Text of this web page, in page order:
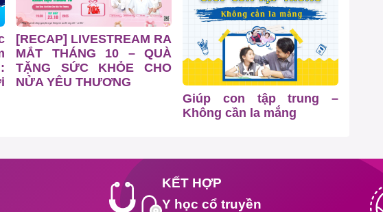
[RECAP] LIVESTREAM RA
MẮT THÁNG 10 – QUÀ
TẶNG SỨC KHỎE CHO
NỬA YÊU THƯƠNG
Giúp con tập trung –
Không cần la mắng
KẾT HỢP
Y học cổ truyền